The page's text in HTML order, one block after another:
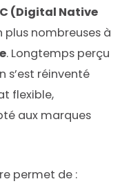
(Digital Native
plus nombreuses à
. Longtemps perçu
réinventé
flexible,
aux marques
permet de :